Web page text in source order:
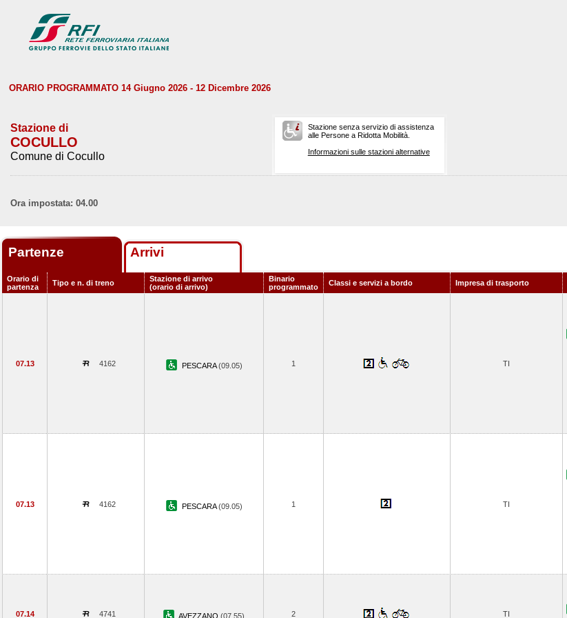
ORARIO PROGRAMMATO 14 Giugno 2026 - 12 Dicembre 2026
Stazione di
COCULLO
Comune di Cocullo
Stazione senza servizio di assistenza
alle Persone a Ridotta Mobilità.
Informazioni sulle stazioni alternative
Ora impostata: 04.00
Partenze Arrivi
Orario di
partenza
Tipo e n. di treno
Stazione di arrivo
(orario di arrivo)
Binario
programmato
Classi e servizi a bordo Impresa di trasporto
07.13 4162 PESCARA(09.05) 1 TI
07.13 4162 PESCARA(09.05) 1 TI
07.14 4741 AVEZZANO (07.55) 2 TI